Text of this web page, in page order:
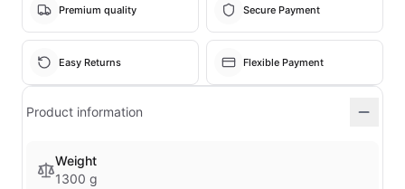
Premium quality Secure Payment
Easy Returns Flexible Payment
Product information
Weight
1300 g